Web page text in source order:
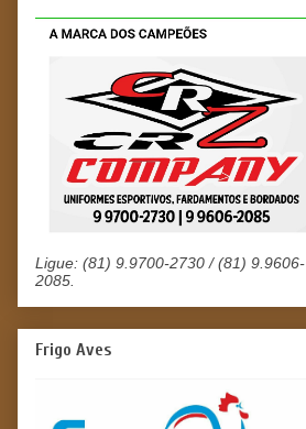
Ligue: (81) 9.9700-2730 / (81) 9.9606-
2085.
Frigo Aves